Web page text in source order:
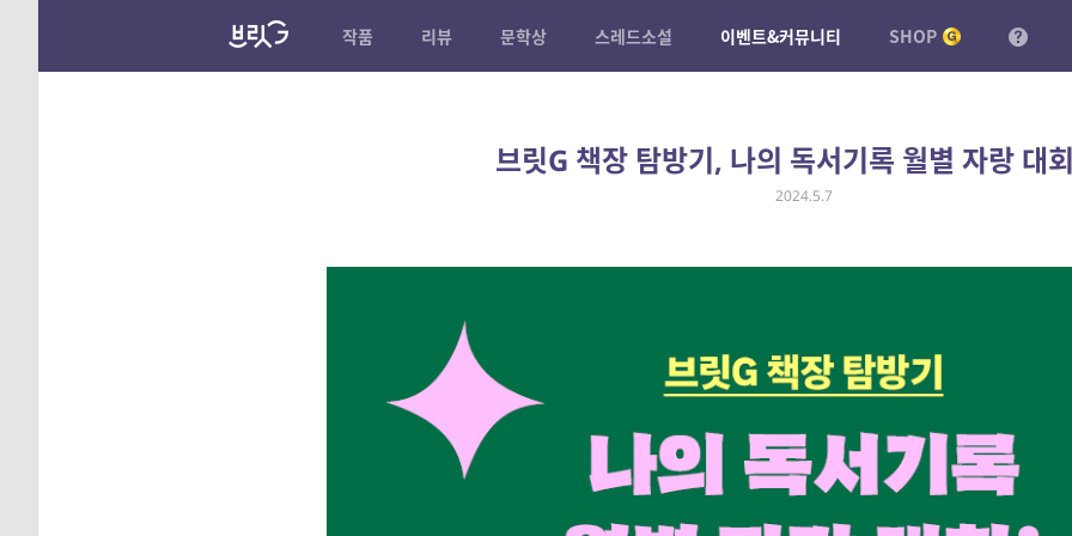
작품 리뷰 문학상 스레드소설 이벤트&커뮤니티 SHOP
브릿G 책장 탐방기, 나의 독서기록 월별 자랑 대
2024.5.7